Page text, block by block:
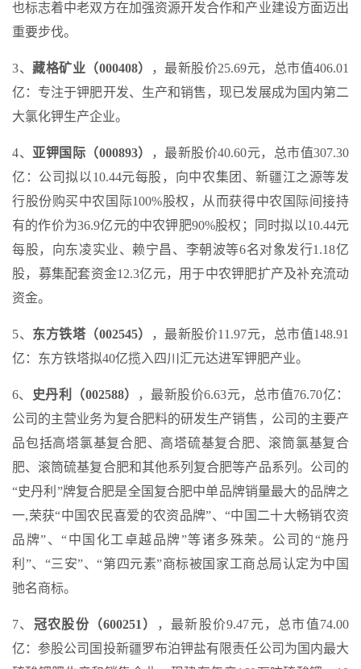
也标志着中老双方在加强资源开发合作和产业建设方面迈出
重要步伐。
3、 藏格矿业（000408）
，最新股价25.69元，总市值406.01
亿：专注于钾肥开发、生产和销售，现已发展成为国内第二
大氯化钾生产企业。
4、 亚钾国际（000893）
，最新股价40.60元，总市值307.30
亿：公司拟以10.44元每股，向中农集团、新疆江之源等发
行股份购买中农国际100%股权，从而获得中农国际间接持
有的作价为36.9亿元的中农钾肥90%股权；同时拟以10.44元
每股，向东凌实业、赖宁昌、李朝波等6名对象发行1.18亿
股，募集配套资金12.3亿元，用于中农钾肥扩产及补充流动
资金。
5、 东方铁塔（002545）
，最新股价11.97元，总市值148.91
亿：东方铁塔拟40亿揽入四川汇元达进军钾肥产业。
6、 史丹利（002588）
，最新股价6.63元，总市值76.70亿：
公司的主营业务为复合肥料的研发生产销售，公司的主要产
品包括高塔氯基复合肥、高塔硫基复合肥、滚筒氯基复合
肥、滚筒硫基复合肥和其他系列复合肥等产品系列。公司的
“史丹利”牌复合肥是全国复合肥中单品牌销量最大的品牌之
一,荣获“中国农民喜爱的农资品牌”、“中国二十大畅销农资
品牌”、“中国化工卓越品牌”等诸多殊荣。公司的“施丹
利”、“三安”、“第四元素”商标被国家工商总局认定为中国
驰名商标。
7、 冠农股份（600251）
，最新股价9.47元，总市值74.00
亿：参股公司国投新疆罗布泊钾盐有限责任公司为国内最大